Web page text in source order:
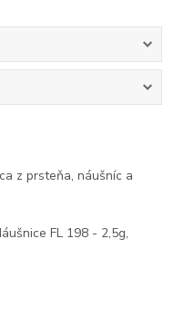
z prsteňa, náušníc a
FL 198 - 2,5g,